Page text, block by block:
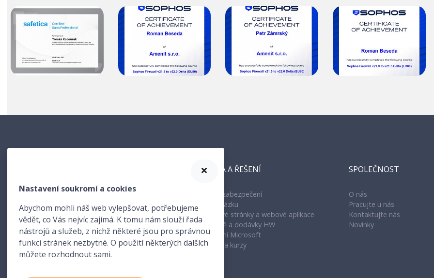
Již od roku 1998 jsme poskytovatelem
spolehlivých a inovativních řešení.
NABÍDKA A ŘEŠENÍ
Antiviry a zabezpečení
SW na zakázku
Internetové stránky a webové aplikace
Správa sítě a dodávky HW
Licencování Microsoft
IT Školení a kurzy
SPOLEČNOST
O nás
Pracujte u nás
Kontaktujte nás
Novinky
Nastavení soukromí a cookies
Abychom mohli náš web vylepšovat, potřebujeme
vědět, co Vás nejvíc zajímá. K tomu nám slouží řada
nástrojů a služeb, z nichž některé jsou pro správnou
funkci stránek nezbytné. O použití některých dalších
můžete rozhodnout sami.